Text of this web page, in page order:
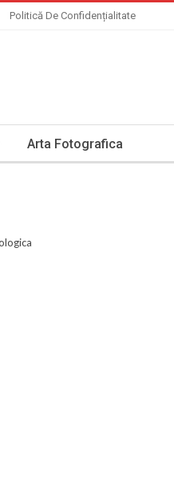
Politică De Confidențialitate
Arta Fotografica